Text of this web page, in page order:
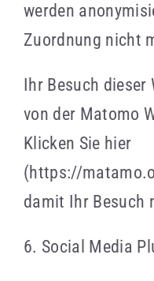
werden
Zuordnung nicht
Ihr Besuch dieser
von der Matomo
Klicken Sie hier
(https://
damit Ihr Besuch
6. Social Media